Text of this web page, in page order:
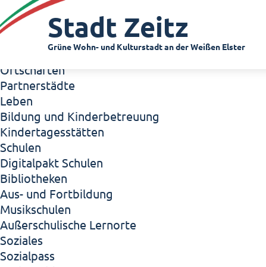
Zeitz - Die Kleinstadt
Willkommen in Zeitz!
Interview mit Oberbürgermeister Christian Thieme
Zeitz - Stadt der Zukunft
Ortschaften
Partnerstädte
Leben
Bildung und Kinderbetreuung
Kindertagesstätten
Schulen
Digitalpakt Schulen
Bibliotheken
Aus- und Fortbildung
Musikschulen
Außerschulische Lernorte
Soziales
Sozialpass
Stadt Zeitz
Grüne Wohn- und Kulturstadt an der Weißen Elster